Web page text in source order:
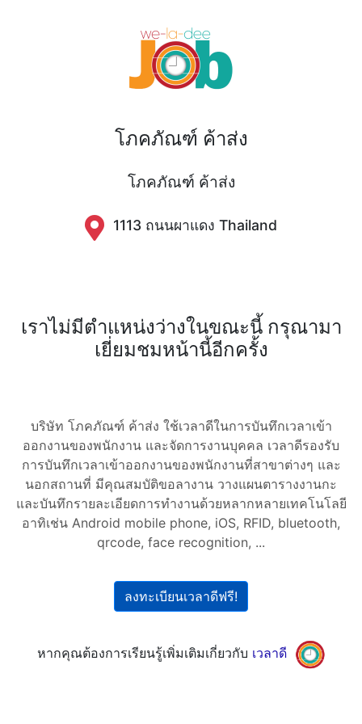
โภคภัณฑ์ ค้าส่ง
โภคภัณฑ์ ค้าส่ง
1113 ถนนผาแดง​ Thailand
เราไม่มีตำแหน่งว่างในขณะนี้ กรุณามา
เยี่ยมชมหน้านี้อีกครั้ง
บริษัท โภคภัณฑ์ ค้าส่ง ใช้เวลาดีในการบันทึกเวลาเข้า
ออกงานของพนักงาน และจัดการงานบุคคล เวลาดีรองรับ
การบันทึกเวลาเข้าออกงานของพนักงานที่สาขาต่างๆ และ
นอกสถานที่ มีคุณสมบัติขอลางาน วางแผนตารางงานกะ
และบันทึกรายละเอียดการทำงานด้วยหลากหลายเทคโนโลยี
อาทิเช่น Android mobile phone, iOS, RFID, bluetooth,
qrcode, face recognition, ...
ลงทะเบียนเวลาดีฟรี!
หากคุณต้องการเรียนรู้เพิ่มเติมเกี่ยวกับ เวลาดี